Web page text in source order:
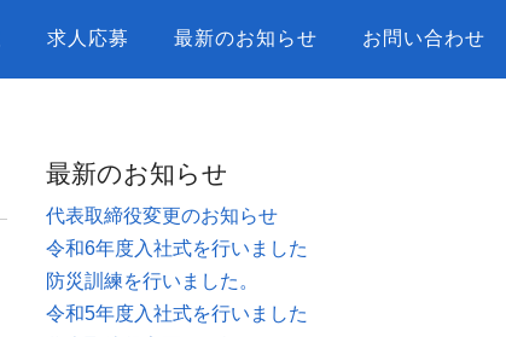
求人応募 最新のお知らせ お問い合わせ
最新のお知らせ
代表取締役変更のお知らせ
令和6年度入社式を行いました
防災訓練を行いました。
令和5年度入社式を行いました